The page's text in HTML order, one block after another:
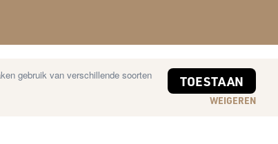
gebruik van verschillende soorten
TOESTAAN
WEIGEREN